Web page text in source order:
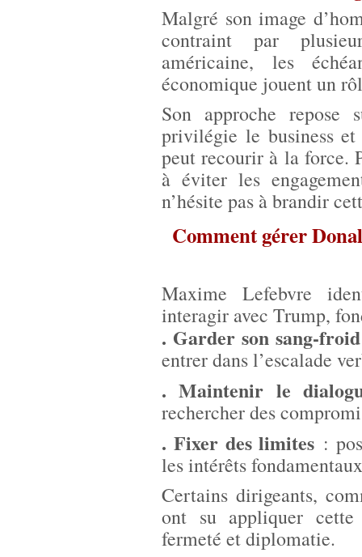
Malgré son image
contraint par
américaine, les
économique jouent un
Son approche
privilégie le business
peut recourir à la force.
à éviter les
n’hésite pas à brandir
Comment gérer
Maxime Lefebvre
interagir avec Trump,
. Garder son sang-froid
entrer dans l’escalade
. Maintenir le
rechercher des
. Fixer des limites :
les intérêts
Certains dirigeants,
ont su appliquer cette
fermeté et diplomatie.